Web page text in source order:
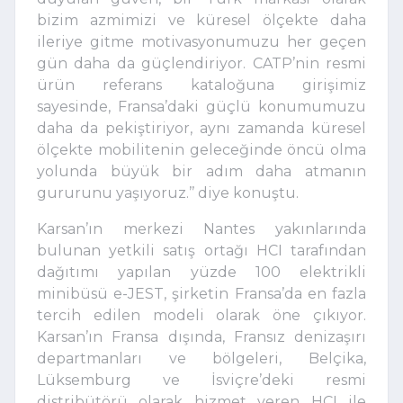
bizim azmimizi ve küresel ölçekte daha
ileriye gitme motivasyonumuzu her geçen
gün daha da güçlendiriyor. CATP’nin resmi
ürün referans kataloğuna girişimiz
sayesinde, Fransa’daki güçlü konumumuzu
daha da pekiştiriyor, aynı zamanda küresel
ölçekte mobilitenin geleceğinde öncü olma
yolunda büyük bir adım daha atmanın
gururunu yaşıyoruz.’’ diye konuştu.
Karsan’ın merkezi Nantes yakınlarında
bulunan yetkili satış ortağı HCI tarafından
dağıtımı yapılan yüzde 100 elektrikli
minibüsü e-JEST, şirketin Fransa’da en fazla
tercih edilen modeli olarak öne çıkıyor.
Karsan’ın Fransa dışında, Fransız denizaşırı
departmanları ve bölgeleri, Belçika,
Lüksemburg ve İsviçre’deki resmi